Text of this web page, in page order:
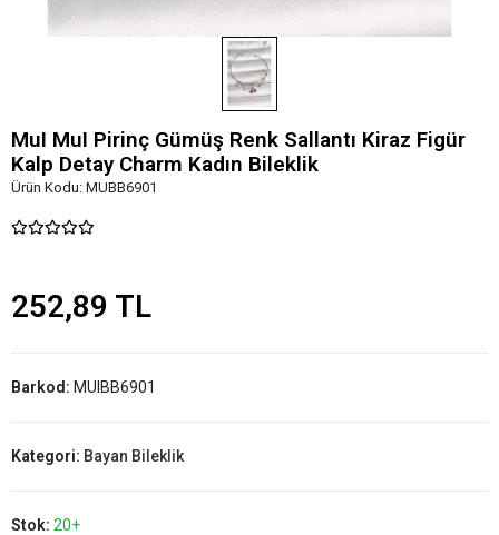
MuI MuI Pirinç Gümüş Renk Sallantı Kiraz Figür
Kalp Detay Charm Kadın Bileklik
Ürün Kodu: MUBB6901
252,89 TL
Barkod: MUIBB6901
Kategori: Bayan Bileklik
Stok: 20+